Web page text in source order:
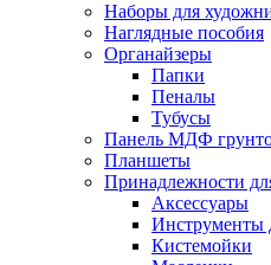
Наборы для
Наглядные пособия
Органайзеры
Папки
Пеналы
Тубусы
Панель МДФ
Планшеты
Принадлежности
Аксессуары
Инструменты
Кистемойки